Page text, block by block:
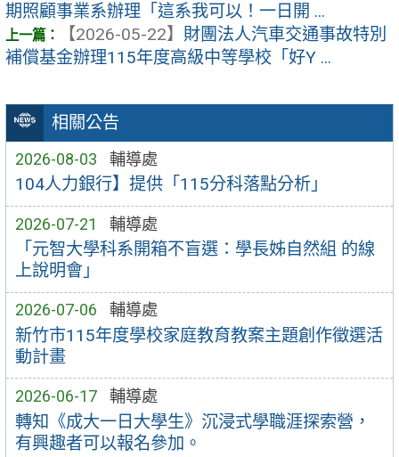
相關公告
2026-08-03 輔導處
104人力銀行】提供「115分科落點分析」
2026-07-21 輔導處
「元智大學科系開箱不盲選：學長姊自然組 的線
上說明會」
2026-07-06 輔導處
新竹市115年度學校家庭教育教案主題創作徵選活
動計畫
2026-06-17 輔導處
轉知《成大一日大學生》沉浸式學職涯探索營，
有興趣者可以報名參加。
期照顧事業系辦理「這系我可以！一日開 ...
【2026-05-22】 財團法人汽車交通事故特別
補償基金辦理115年度高級中等學校「好Y ...